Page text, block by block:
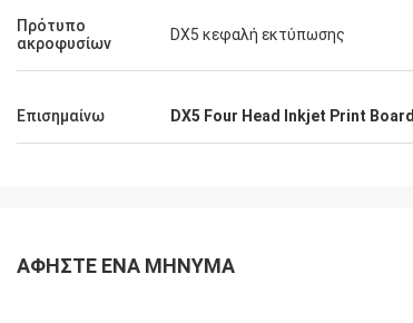
Πρότυπο
ακροφυσίων
DX5 κεφαλή εκτύπωσης
Επισημαίνω DX5 Four Head Inkjet Print Board
ΑΦΉΣΤΕ ΈΝΑ ΜΉΝΥΜΑ